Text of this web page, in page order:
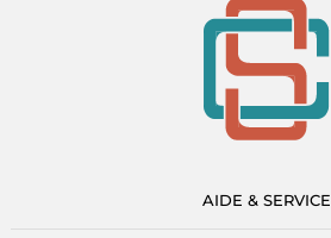
AIDE & SERVICE